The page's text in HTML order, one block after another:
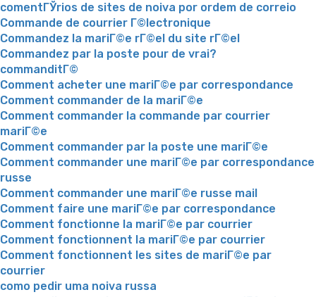
comentГЎrios de sites de noiva por ordem de correio
Commande de courrier Г©lectronique
Commandez la mariГ©e rГ©el du site rГ©el
Commandez par la poste pour de vrai?
commanditГ©
Comment acheter une mariГ©e par correspondance
Comment commander de la mariГ©e
Comment commander la commande par courrier
mariГ©e
Comment commander par la poste une mariГ©e
Comment commander une mariГ©e par correspondance
russe
Comment commander une mariГ©e russe mail
Comment faire une mariГ©e par correspondance
Comment fonctionne la mariГ©e par courrier
Comment fonctionnent la mariГ©e par courrier
Comment fonctionnent les sites de mariГ©e par
courrier
como pedir uma noiva russa